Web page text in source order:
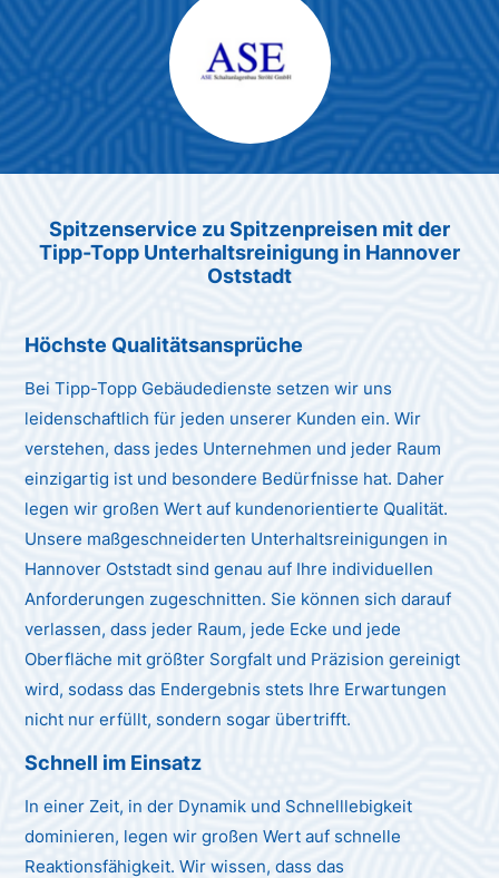
Max Mustermann
Spitzenservice zu Spitzenpreisen mit der
Tipp-Topp Unterhaltsreinigung in Hannover
Oststadt
Höchste Qualitätsansprüche
Bei Tipp-Topp Gebäudedienste setzen wir uns
leidenschaftlich für jeden unserer Kunden ein. Wir
verstehen, dass jedes Unternehmen und jeder Raum
einzigartig ist und besondere Bedürfnisse hat. Daher
legen wir großen Wert auf kundenorientierte Qualität.
Unsere maßgeschneiderten Unterhaltsreinigungen in
Hannover Oststadt sind genau auf Ihre individuellen
Anforderungen zugeschnitten. Sie können sich darauf
verlassen, dass jeder Raum, jede Ecke und jede
Oberfläche mit größter Sorgfalt und Präzision gereinigt
wird, sodass das Endergebnis stets Ihre Erwartungen
nicht nur erfüllt, sondern sogar übertrifft.
Schnell im Einsatz
In einer Zeit, in der Dynamik und Schnelllebigkeit
dominieren, legen wir großen Wert auf schnelle
Reaktionsfähigkeit. Wir wissen, dass das